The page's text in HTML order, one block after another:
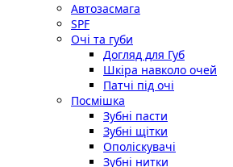
Автозасмага
SPF
Очі та губи
Догляд для Губ
Шкіра навколо очей
Патчі під очі
Посмішка
Зубні пасти
Зубні щітки
Ополіскувачі
Зубні нитки